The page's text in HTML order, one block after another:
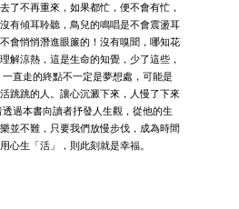
了不再重來，如果都忙，便不會有忙，
有傾耳聆聽，鳥兒的鳴唱是不會震盪耳
會悄悄潛進眼簾的！沒有嗅聞，哪知花
解涼熱，這是生命的知覺，少了這些，
直走的終點不一定是夢想處，可能是
跳跳的人。讓心沉澱下來，人慢了下來
過本書向讀者抒發人生觀，從他的生
並不難，只要我們放慢步伐，成為時間
心生「活」，則此刻就是幸福。